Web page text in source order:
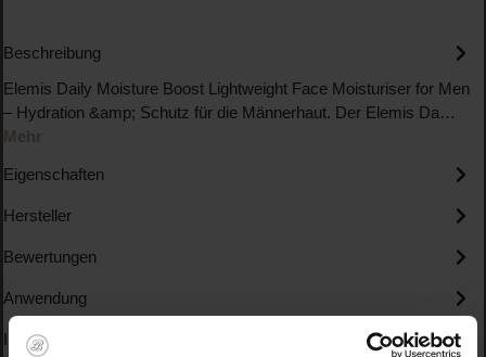
Beschreibung
Elemis Daily Moisture Boost Lightweight Face Moisturiser for Men
– Hydration &amp; Schutz für die Männerhaut. Der Elemis Da…
Mehr
Eigenschaften
Hersteller
Bewertungen
Anwendung
Inhaltsstoffe